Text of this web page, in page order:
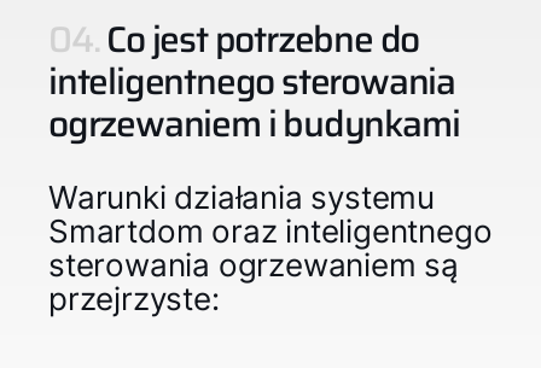
04.Co jest potrzebne do
inteligentnego sterowania
ogrzewaniem i budynkami
Warunki działania systemu
Smartdom oraz inteligentnego
sterowania ogrzewaniem są
przejrzyste: